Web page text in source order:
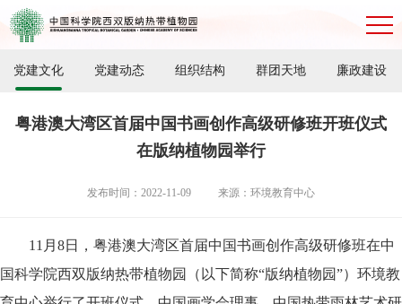
党建文化 党建动态 组织结构 群团天地 廉政建设
粤港澳大湾区首届中国书画创作高级研修班开班仪式
在版纳植物园举行
发布时间：2022-11-09 来源：环境教育中心
11月8日，粤港澳大湾区首届中国书画创作高级研修班在中
国科学院西双版纳热带植物园（以下简称“版纳植物园”）环境教